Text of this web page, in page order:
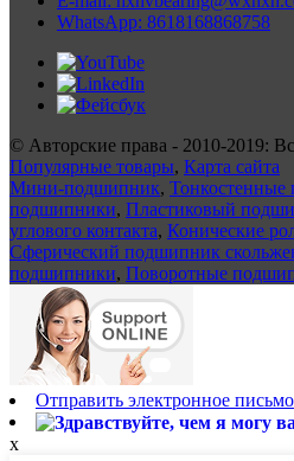
WhatsApp: 8618168868758
© Авторские права - 2010-2019:
Популярные товары, Карта сайта
Мини-подшипник,
подшипники, Пластиковый
углового контакта, Конические
Сферический подшипник
подшипники, Поворотные
Отправить электронное письмо
x